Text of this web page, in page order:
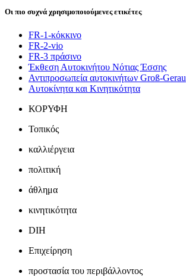
Οι πιο συχνά χρησιμοποιούμενες ετικέτες
FR-1-κόκκινο
FR-2-vio
FR-3 πράσινο
Έκθεση Αυτοκινήτου Νότιας Έσσης
Αντιπροσωπεία αυτοκινήτων Groß-Gerau
Αυτοκίνητα και Κινητικότητα
ΚΟΡΥΦΗ
Τοπικός
καλλιέργεια
πολιτική
άθλημα
κινητικότητα
DIH
Επιχείρηση
προστασία του περιβάλλοντος